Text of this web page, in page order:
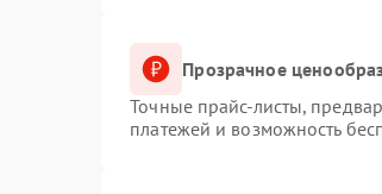
Прозрачное
Точные прайс-листы,
платежей и возможность